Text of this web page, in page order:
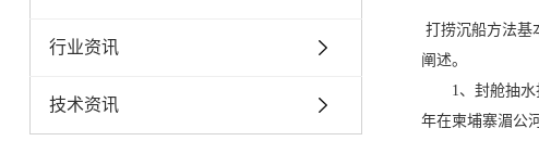
行业资讯
技术资讯
打捞沉船方法基
阐述。
1、封舱抽水打
年在柬埔寨湄公